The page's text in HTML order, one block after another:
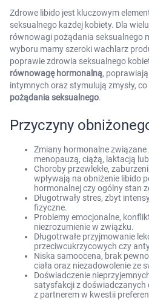
Zdrowe libido jest kluczowym
seksualnego każdej kobiety. Dla
równowagi pożądania seksualnego
wyboru mamy szeroki wachlarz
poprawie zdrowia seksualnego
równowagę hormonalną,
intymnych oraz stymulują zmysły, co
pożądania seksualnego.
Przyczyny
Zmiany hormonalne
menopauzą, ciążą, laktacją
Choroby przewlekłe,
wpływają na obniżenie libido
hormonalnej czy ogólny stan
Długotrwały stres, zbyt
fizyczne.
Problemy emocjonalne,
niezrozumienie w związku.
Długotrwałe przyjmowanie
przeciwcukrzycowych czy
Niska samoocena, brak
ciała oraz niezadowolenie ze
Doświadczenie
satysfakcji z
z partnerem w kwestii